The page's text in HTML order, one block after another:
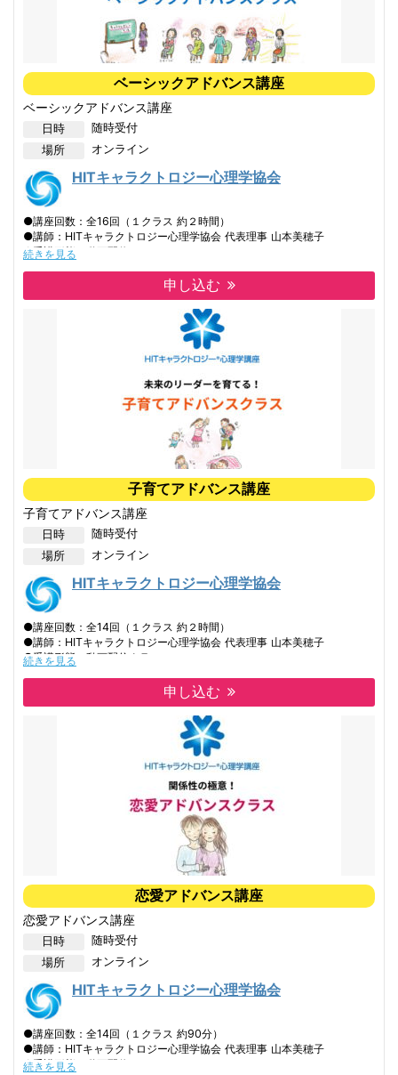
ベーシックアドバンス講座
ベーシックアドバンス講座
日時
随時受付
場所
オンライン
HITキャラクトロジー心理学協会
●講座回数：全16回（１クラス 約２時間）
●講師：HITキャラクトロジー心理学協会 代表理事 山本美穂子
●受講形態：動画配信クラス
※「ベーシック１Day講座」修了生で、協会発行の会員番号（修了証に
記載）をお持ちの方が対象
※「子育て１Day講座」「恋愛１Day講座」などの修了ではこちらのク
ラスは受講できませんのでご注意ください
--- ベーシックアドバンスクラス 講座内容 ---
①身体と心とオーラについて－ディフェンスシステム
②スキゾイド－拒絶された子供
③オーラル－見捨てられた子供
④マゾキスト－過保護に愛された子供
⑤サイコパス－比較され裏切られた子供
⑥リジット－厳しく躾けられた子供
⑦マップの読み方－インナーマインドマップ／ヒーリングマップ
⑧ロウアーセルフ／ハイヤーセルフ／マスク
⑨ジャッジメント－聖なる権威／歪んだ権威
⑩イメージと信念体系－ゆがんだ現実創造
⑪転移－どのように癒すのか？感情の取り扱い方
⑫真のニーズ－偽物のニーズとエッセンス
⑬バウンダリー
⑭サレンダー
⑮男性性と女性性とは
⑯インテンションと集合意識
続きを見る
申し込む
子育てアドバンス講座
子育てアドバンス講座
日時
随時受付
場所
オンライン
HITキャラクトロジー心理学協会
●講座回数：全14回（１クラス 約２時間）
●講師：HITキャラクトロジー心理学協会 代表理事 山本美穂子
●受講形態：動画配信クラス
※「子育て１Day講座」修了生で、協会発行の会員番号をお持ちの方が
対象
※「ベーシック１Day講座」「恋愛１Day講座」のみの修了ではこちら
のクラスは受講できませんのでご注意ください
--- 子育てアドバンスクラス 講座内容 ---
①スキゾイドの育て方とその対策
②オーラルの育て方とその対策
③マゾキストの育て方とその対策
④サイコパスの育て方とその対策
⑥転生の仕組み－細胞に刻まれる記憶
⑧権威の関わり方（聖なる権威・毒の権威）、親の在り方から伝える方
法
⑨個への敬意－リスペクト／自己責任－自己訓練
⑩問題（テーマ）を抱えた子どもとの関わり方－バウンダリー
⑪教育－性・学校教育・塾・習い事 何を学ぶのか？
⑫子どもの年代別 関わり方、きょうだい・夫婦・家族との関係性
⑬未来を見据えた子育て法
恋愛-異性の親との関係性・仕事-男性との関係性・家庭結婚子ども-両
親との関係性
⑭愛の学び－無条件の愛とは？
続きを見る
申し込む
恋愛アドバンス講座
恋愛アドバンス講座
日時
随時受付
場所
オンライン
HITキャラクトロジー心理学協会
●講座回数：全14回（１クラス 約90分）
●講師：HITキャラクトロジー心理学協会 代表理事 山本美穂子
●受講形態：動画配信クラス
続きを見る